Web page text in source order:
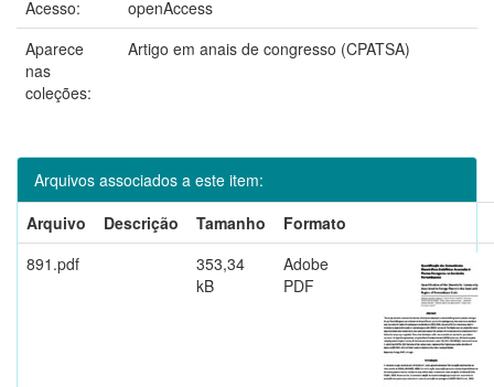
Acesso:
openAccess
Aparece
nas
coleções:
Artigo em anais de congresso (CPATSA)
Arquivos associados a este item:
Arquivo
Descrição Tamanho
Formato
891.pdf
353,34
kB
Adobe
PDF